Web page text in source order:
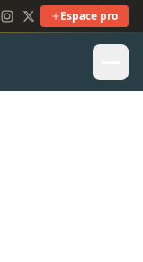
Espace pro